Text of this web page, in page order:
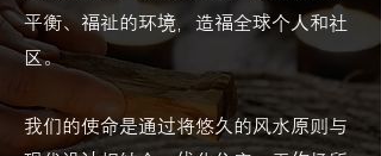
平衡、福祉的环境，造福全球个人和社
区。
我们的使命是通过将悠久的风水原则与